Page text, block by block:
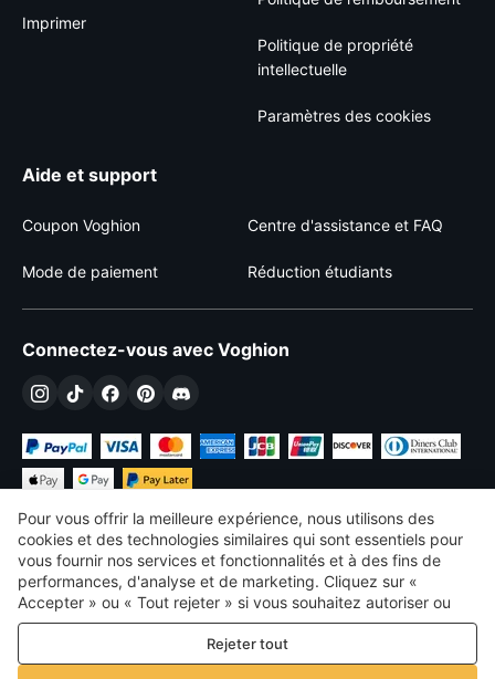
Imprimer
Politique de propriété
intellectuelle
Paramètres des cookies
Aide et support
Coupon Voghion Centre d'assistance et FAQ
Mode de paiement Réduction étudiants
Connectez-vous avec Voghion
€ EUR France
©2026 Voghion
termes et conditions
Politique de confidentialité et de cookies
Pour vous offrir la meilleure expérience, nous utilisons des
cookies et des technologies similaires qui sont essentiels pour
vous fournir nos services et fonctionnalités et à des fins de
performances, d'analyse et de marketing. Cliquez sur «
Accepter » ou « Tout rejeter » si vous souhaitez autoriser ou
refuser tout. cookies à des fins de performance, d’analyse et
de marketing. Pour plus de détails, consultez notre
confidentialité et de cookies
Rejeter tout